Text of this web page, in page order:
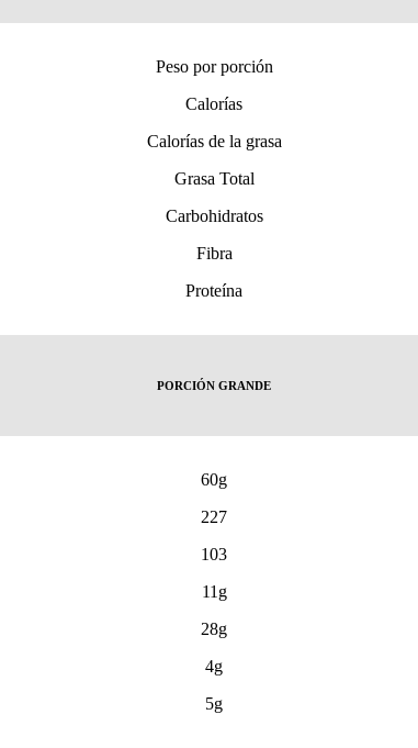
Peso por porción
Calorías
Calorías de la grasa
Grasa Total
Carbohidratos
Fibra
Proteína
PORCIÓN GRANDE
60g
227
103
11g
28g
4g
5g